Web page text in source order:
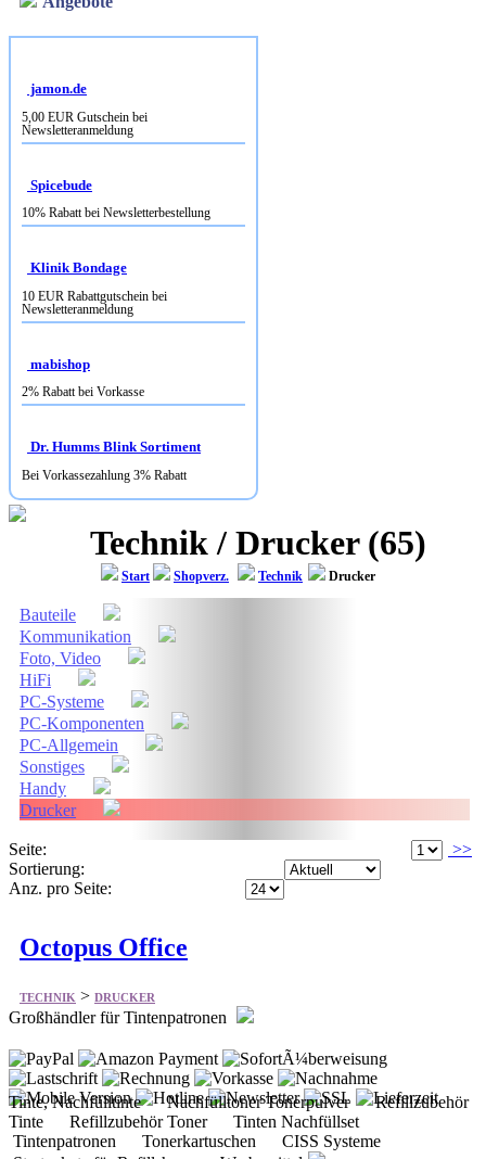
jamon.de
5,00 EUR Gutschein bei
Newsletteranmeldung
Spicebude
10% Rabatt bei Newsletterbestellung
Klinik Bondage
10 EUR Rabattgutschein bei
Newsletteranmeldung
mabishop
2% Rabatt bei Vorkasse
Dr. Humms Blink Sortiment
Bei Vorkassezahlung 3% Rabatt
Technik / Drucker (65)
Start Shopverz. Technik Drucker
Bauteile
Kommunikation
Foto, Video
HiFi
PC-Systeme
PC-Komponenten
PC-Allgemein
Sonstiges
Handy
Drucker
Seite:
>>
Sortierung:
Anz. pro Seite:
Octopus Office
TECHNIK > DRUCKER
Großhändler für Tintenpatronen
Tinte, Nachfülltinte Nachfülltoner Tonerpulver Refillzubehör
Tinte Refillzubehör Toner Tinten Nachfüllset
Tintenpatronen Tonerkartuschen CISS Systeme